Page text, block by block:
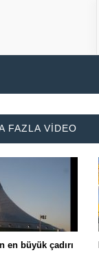
FAZLA VIDEO
en büyük çadırı